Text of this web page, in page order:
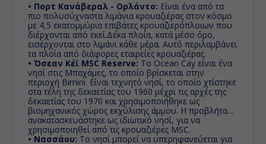
• Πορτ Κανάβεραλ - Ορλάντο: Είναι ένα από τα
πιο πολυσύχναστα λιμάνια κρουαζιέρας στον κόσμο
με 4,5 εκατομμύρια επιβάτες κρουαζιερόπλοιων που
διέρχονται από εκεί.Δέκα πλοία, κατά μέσο όρο,
εισέρχονται στο λιμάνι κάθε μέρα. Αυτό περιλαμβάνει
τα πλοία από διάφορες εταιρείες κρουαζιέρας.
• Όσεαν Κέϊ MSC Reserve: Το Ocean Cay είναι ένα
νησί στις Μπαχάμες, το οποίο βρίσκεται στην
περιοχή Bimini. Είναι τεχνητό νησί, το οποίο χτίστηκε
στα τέλη της δεκαετίας του 1960 μέχρι τις αρχές της
δεκαετίας του 1970 και χρησιμοποιήθηκε ως
βιομηχανικός χώρος εκχύλισης άμμου. Η προβλήτα
ανακατασκευάστηκε ως ιδιωτικό νησί, για να
χρησιμοποιηθεί από τις κρουαζιέρες MSC.
• Νασσάου: Το νησί μπορεί να υπερηφανεύεται για